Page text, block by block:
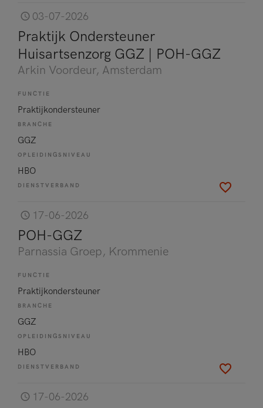
03-07-2026
Praktijk Ondersteuner
Huisartsenzorg GGZ | POH-GGZ
Arkin Voordeur, Amsterdam
FUNCTIE
Praktijkondersteuner
BRANCHE
GGZ
OPLEIDINGSNIVEAU
HBO
DIENSTVERBAND
17-06-2026
POH-GGZ
Parnassia Groep, Krommenie
FUNCTIE
Praktijkondersteuner
BRANCHE
GGZ
OPLEIDINGSNIVEAU
HBO
DIENSTVERBAND
17-06-2026